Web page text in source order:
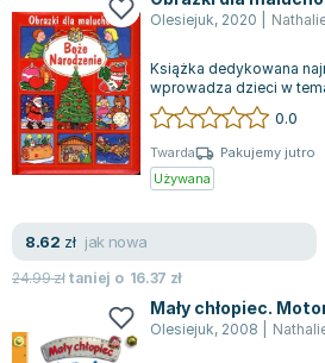
Jan Sztaudynger
Aleksander Puszkin
Oscar Wilde
Małgorzata Ohme
Maddie Ziegler
Leszek Czarnecki
Maria Seweryn
Janina Zającówna
Anna Prus (oprac.)
Olesiejuk, 2020
Książka dedykowana
wprowadza dzieci w
oraz związane z tym
0.0
Twarda
Pakujemy jutro
Używana
8.62 zł jak nowa
24.99złtaniej o 16.37 zł
Mały chłopiec.
Olesiejuk, 2008